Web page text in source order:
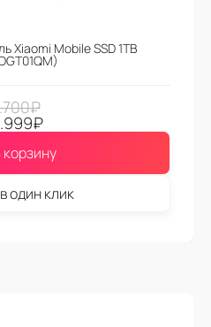
Xiaomi Mobile SSD 1TB
₽
₽
корзину
один клик